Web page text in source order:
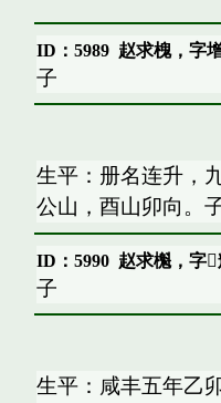
ID：5989 赵求槐，字
子
生平：册名连升，
公山，酉山卯向。
ID：5990 赵求櫆，字
子
生平：咸丰五年乙